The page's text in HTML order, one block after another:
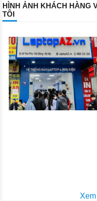
HÌNH ẢNH KHÁCH HÀNG
TÔI